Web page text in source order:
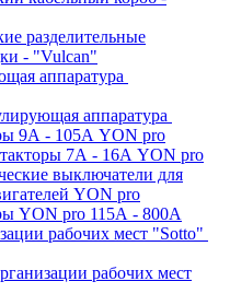
разделительные
- "Vulcan"
аппаратура
аппаратура
9А - 105А YON pro
7А - 16А YON pro
выключатели для
YON pro
YON pro 115А - 800А
рабочих мест "Sotto"
рабочих мест